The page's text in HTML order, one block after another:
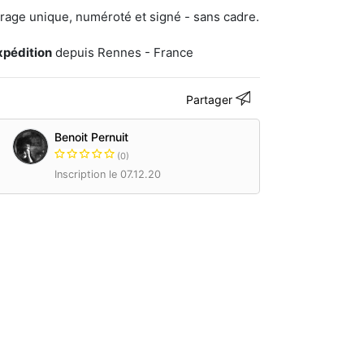
unique, numéroté et signé - sans cadre.
depuis Rennes - France
Partager
Benoit Pernuit
(0)
Inscription le 07.12.20